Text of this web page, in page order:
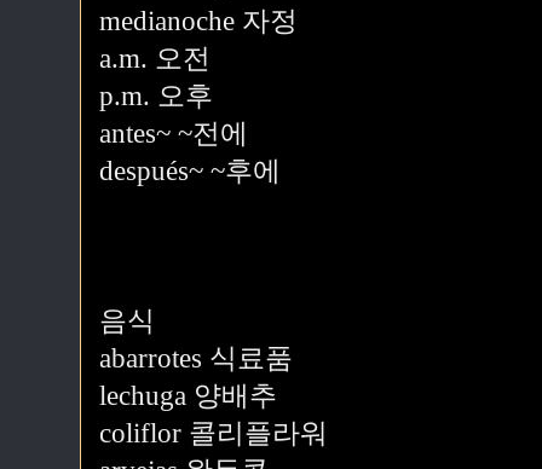
medianoche 자정
a.m. 오전
p.m. 오후
antes~ ~전에
después~ ~후에
음식
abarrotes 식료품
lechuga 양배추
coliflor 콜리플라워